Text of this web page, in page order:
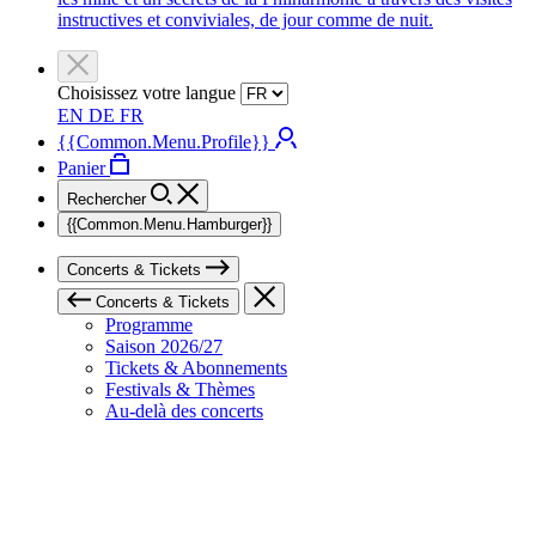
instructives et conviviales, de jour comme de nuit.
Choisissez votre langue
EN DE FR
{{Common.Menu.Profile}}
Panier
Rechercher
{{Common.Menu.Hamburger}}
Concerts & Tickets
Concerts & Tickets
Programme
Saison 2026/27
Tickets & Abonnements
Festivals & Thèmes
Au-delà des concerts